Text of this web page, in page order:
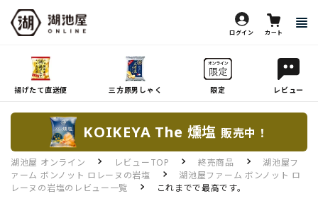
ログイン カート
揚げたて直送便 三方原男しゃく 限定 レビュー
KOIKEYA The 燻塩 販売中！
湖池屋 オンライン レビューTOP 終売商品
湖池屋フ
ァーム ボンノット ロレーヌの岩塩
湖池屋ファーム ボンノット ロ
レーヌの岩塩のレビュー一覧
これまでで最高です。